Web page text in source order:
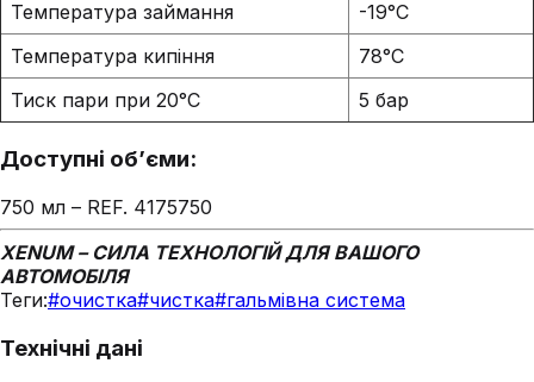
Температура займання
-19°C
Температура кипіння
78°C
Тиск пари при 20°C
5 бар
Доступні об’єми:
750 мл – REF. 4175750
XENUM – СИЛА ТЕХНОЛОГІЙ ДЛЯ ВАШОГО
АВТОМОБІЛЯ
Теги:#очистка#чистка#гальмівна система
Технічні дані